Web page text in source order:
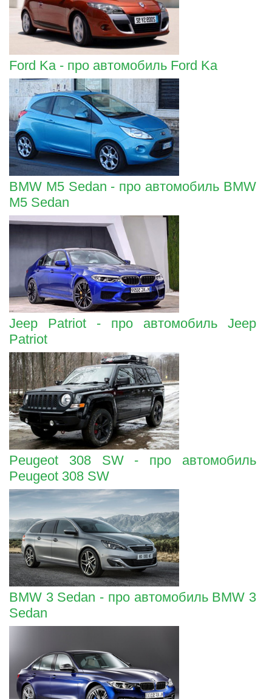
Ford Ka - про автомобиль Ford Ka
BMW M5 Sedan - про автомобиль BMW
M5 Sedan
Jeep Patriot - про автомобиль Jeep
Patriot
Peugeot 308 SW - про автомобиль
Peugeot 308 SW
BMW 3 Sedan - про автомобиль BMW 3
Sedan